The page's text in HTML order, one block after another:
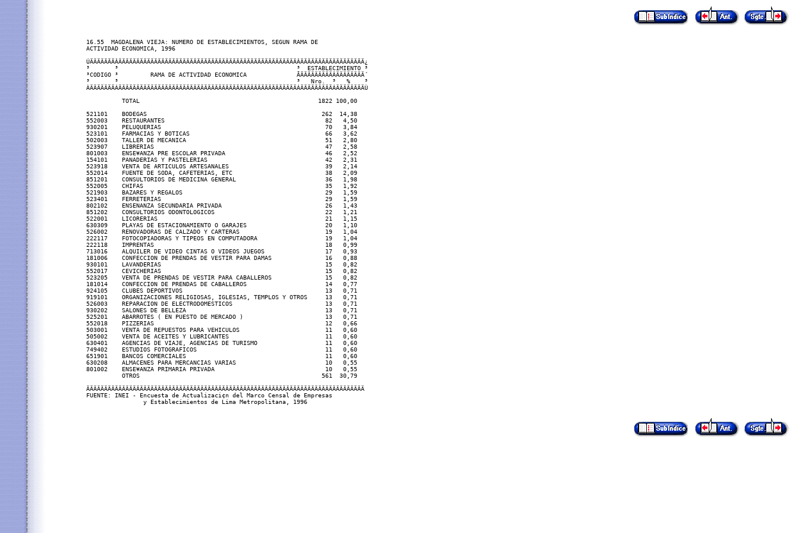
16.55  MAGDALENA VIEJA: NUMERO DE ESTABLECIMIENTOS, SEGUN RAMA DE
ACTIVIDAD ECONOMICA, 1996
ÚÄÄÄÄÄÄÄÂÄÄÄÄÄÄÄÄÄÄÄÄÄÄÄÄÄÄÄÄÄÄÄÄÄÄÄÄÄÄÄÄÄÄÄÄÄÄÄÄÄÄÄÄÄÄÄÄÄÄÂÄÄÄÄÄÄÄÄÄÄÄÄÄÄÄÄÄÄ¿
³       ³                                                  ³  ESTABLECIMIENTO ³
³CODIGO ³         RAMA DE ACTIVIDAD ECONOMICA              ÃÄÄÄÄÄÄÄÄÄÂÄÄÄÄÄÄÄÄ´
³       ³                                                  ³   Nro.  ³   %    ³
ÀÄÄÄÄÄÄÄÁÄÄÄÄÄÄÄÄÄÄÄÄÄÄÄÄÄÄÄÄÄÄÄÄÄÄÄÄÄÄÄÄÄÄÄÄÄÄÄÄÄÄÄÄÄÄÄÄÄÄÁÄÄÄÄÄÄÄÄÄÁÄÄÄÄÄÄÄÄÙ
          TOTAL                                                  1822 100,00
521101    BODEGAS                                                 262  14,38
552003    RESTAURANTES                                             82   4,50
930201    PELUQUERIAS                                              70   3,84
523101    FARMACIAS Y BOTICAS                                      66   3,62
502003    TALLER DE MECANICA                                       51   2,80
523907    LIBRERIAS                                                47   2,58
801003    ENSE¥ANZA PRE ESCOLAR PRIVADA                            46   2,52
154101    PANADERIAS Y PASTELERIAS                                 42   2,31
523918    VENTA DE ARTICULOS ARTESANALES                           39   2,14
552014    FUENTE DE SODA, CAFETERIAS, ETC                          38   2,09
851201    CONSULTORIOS DE MEDICINA GENERAL                         36   1,98
552005    CHIFAS                                                   35   1,92
521903    BAZARES Y REGALOS                                        29   1,59
523401    FERRETERIAS                                              29   1,59
802102    ENSENANZA SECUNDARIA PRIVADA                             26   1,43
851202    CONSULTORIOS ODONTOLOGICOS                               22   1,21
522001    LICORERIAS                                               21   1,15
630309    PLAYAS DE ESTACIONAMIENTO O GARAJES                      20   1,10
526002    RENOVADORAS DE CALZADO Y CARTERAS                        19   1,04
222117    FOTOCOPIADORAS Y TIPEOS EN COMPUTADORA                   19   1,04
222118    IMPRENTAS                                                18   0,99
713016    ALQUILER DE VIDEO CINTAS O VIDEOS JUEGOS                 17   0,93
181006    CONFECCION DE PRENDAS DE VESTIR PARA DAMAS               16   0,88
930101    LAVANDERIAS                                              15   0,82
552017    CEVICHERIAS                                              15   0,82
523205    VENTA DE PRENDAS DE VESTIR PARA CABALLEROS               15   0,82
181014    CONFECCION DE PRENDAS DE CABALLEROS                      14   0,77
924105    CLUBES DEPORTIVOS                                        13   0,71
919101    ORGANIZACIONES RELIGIOSAS, IGLESIAS, TEMPLOS Y OTROS     13   0,71
526003    REPARACION DE ELECTRODOMESTICOS                          13   0,71
930202    SALONES DE BELLEZA                                       13   0,71
525201    ABARROTES ( EN PUESTO DE MERCADO )                       13   0,71
552018    PIZZERIAS                                                12   0,66
503001    VENTA DE REPUESTOS PARA VEHICULOS                        11   0,60
505002    VENTA DE ACEITES Y LUBRICANTES                           11   0,60
630401    AGENCIAS DE VIAJE, AGENCIAS DE TURISMO                   11   0,60
749402    ESTUDIOS FOTOGRAFICOS                                    11   0,60
651901    BANCOS COMERCIALES                                       11   0,60
630208    ALMACENES PARA MERCANCIAS VARIAS                         10   0,55
801002    ENSE¥ANZA PRIMARIA PRIVADA                               10   0,55
          OTROS                                                   561  30,79
ÄÄÄÄÄÄÄÄÄÄÄÄÄÄÄÄÄÄÄÄÄÄÄÄÄÄÄÄÄÄÄÄÄÄÄÄÄÄÄÄÄÄÄÄÄÄÄÄÄÄÄÄÄÄÄÄÄÄÄÄÄÄÄÄÄÄÄÄÄÄÄÄÄÄÄÄÄÄ
FUENTE: INEI - Encuesta de Actualizaci¢n del Marco Censal de Empresas